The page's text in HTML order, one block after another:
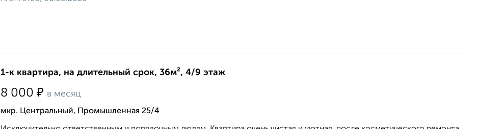
1-к квартира, на длительный срок, 36м², 4/9 этаж
8 000 ₽ в месяц
мкр. Центральный, Промышленная 25/4